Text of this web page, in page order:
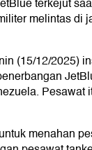
terkejut
melintas di
(15/12/2025)
Pesawat
menahan